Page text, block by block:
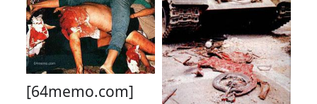
[64memo.com]